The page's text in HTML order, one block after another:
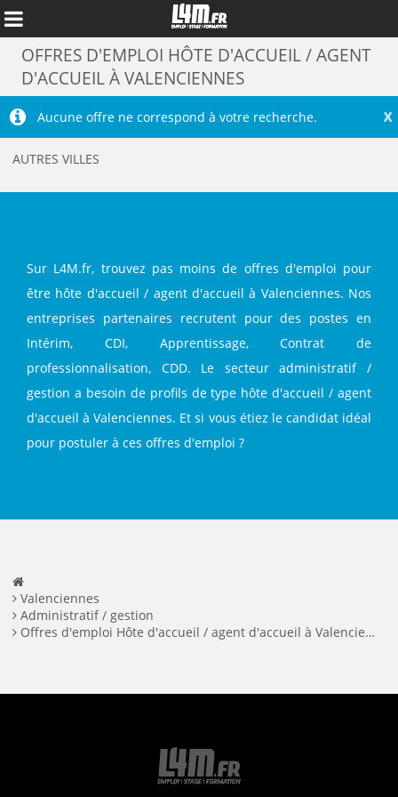
Annuler
OFFRES D'EMPLOI HÔTE D'ACCUEIL / AGENT
D'ACCUEIL À VALENCIENNES
X
Aucune offre ne correspond à votre recherche.
Sur L4M.fr, trouvez pas moins de offres d'emploi pour
être hôte d'accueil / agent d'accueil à Valenciennes. Nos
entreprises partenaires recrutent pour des postes en
Intérim, CDI, Apprentissage, Contrat de
professionnalisation, CDD. Le secteur administratif /
gestion a besoin de profils de type hôte d'accueil / agent
d'accueil à Valenciennes. Et si vous étiez le candidat idéal
pour postuler à ces offres d'emploi ?
AUTRES VILLES
Valenciennes
Administratif / gestion
Offres d'emploi Hôte d'accueil / agent d'accueil à Valenciennes